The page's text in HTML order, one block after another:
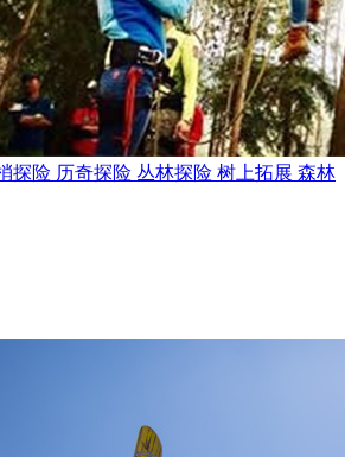
探险 历奇探险 丛林探险 树上拓展 森林